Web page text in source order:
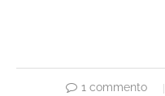
1 commento